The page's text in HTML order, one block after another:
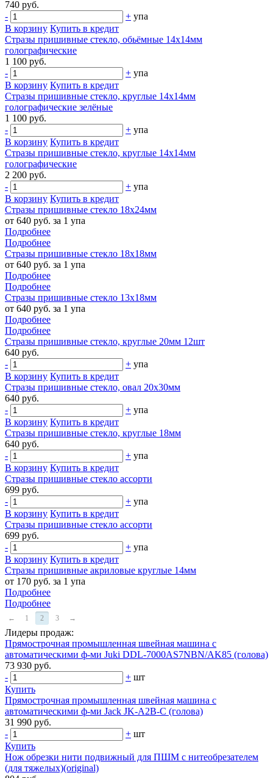
740 руб.
-
+ упа
В корзину Купить в кредит
Стразы пришивные стекло, обьёмные 14х14мм
голографические
1 100 руб.
-
+ упа
В корзину Купить в кредит
Стразы пришивные стекло, круглые 14х14мм
голографические зелёные
1 100 руб.
-
+ упа
В корзину Купить в кредит
Стразы пришивные стекло, круглые 14х14мм
голографические
2 200 руб.
-
+ упа
В корзину Купить в кредит
Стразы пришивные стекло 18х24мм
от 640 руб. за 1 упа
Подробнее
Подробнее
Стразы пришивные стекло 18х18мм
от 640 руб. за 1 упа
Подробнее
Подробнее
Стразы пришивные стекло 13х18мм
от 640 руб. за 1 упа
Подробнее
Подробнее
Стразы пришивные стекло, круглые 20мм 12шт
640 руб.
-
+ упа
В корзину Купить в кредит
Стразы пришивные стекло, овал 20х30мм
640 руб.
-
+ упа
В корзину Купить в кредит
Стразы пришивные стекло, круглые 18мм
640 руб.
-
+ упа
В корзину Купить в кредит
Стразы пришивные стекло ассорти
699 руб.
-
+ упа
В корзину Купить в кредит
Стразы пришивные стекло ассорти
699 руб.
-
+ упа
В корзину Купить в кредит
Стразы пришивные акриловые круглые 14мм
от 170 руб. за 1 упа
Подробнее
Подробнее
← 1 2 3 →
Лидеры продаж:
Прямострочная промышленная швейная машина с
автоматическими ф-ми Juki DDL-7000AS7NBN/AK85 (голова)
73 930 руб.
-
+ шт
Купить
Прямострочная промышленная швейная машина с
автоматическими ф-ми Jack JK-A2B-C (голова)
31 990 руб.
-
+ шт
Купить
Нож обрезки нити подвижный для ПШМ с нитеобрезателем
(для тяжелых)(original)